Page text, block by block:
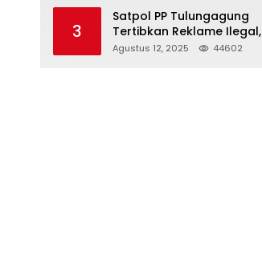
3
Satpol PP Tulungagung
Tertibkan Reklame Ilegal,
Wujudkan Kota yang Rapi
Agustus 12, 2025 44602